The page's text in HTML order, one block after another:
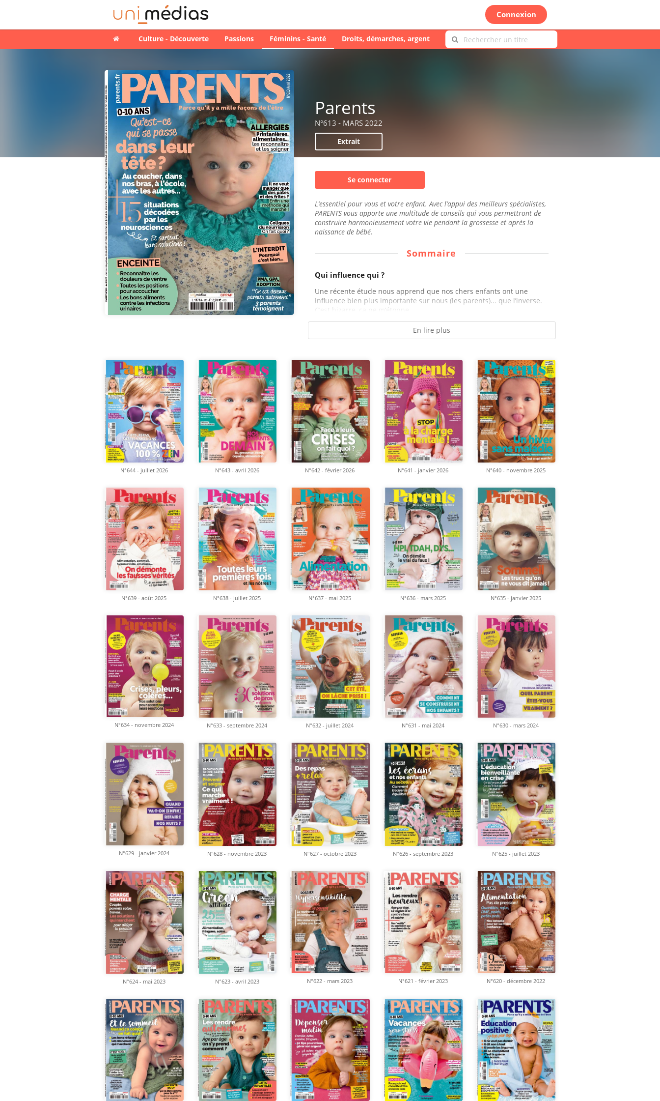
Connexion
Culture - Découverte Passions Féminins - Santé Droits, démarches, argent
Parents
N°613 - MARS 2022
Extrait
Se connecter
L’essentiel pour vous et votre enfant. Avec l’appui des meilleurs spécialistes,
PARENTS vous apporte une multitude de conseils qui vous permettront de
construire harmonieusement votre vie pendant la grossesse et après la
naissance de bébé.
Sommaire
Qui influence qui ?
Une récente étude nous apprend que nos chers enfants ont une
influence bien plus importante sur nous (les parents)... que l’inverse.
C’est bizarre, ça ne m’étonne...
En lire plus
N°644 - juillet 2026 N°643 - avril 2026 N°642 - février 2026 N°641 - janvier 2026 N°640 - novembre 2025
N°639 - août 2025 N°638 - juillet 2025 N°637 - mai 2025 N°636 - mars 2025 N°635 - janvier 2025
N°634 - novembre 2024 N°633 - septembre 2024 N°632 - juillet 2024 N°631 - mai 2024 N°630 - mars 2024
N°629 - janvier 2024 N°628 - novembre 2023 N°627 - octobre 2023 N°626 - septembre 2023 N°625 - juillet 2023
N°624 - mai 2023 N°623 - avril 2023 N°622 - mars 2023 N°621 - février 2023 N°620 - décembre 2022